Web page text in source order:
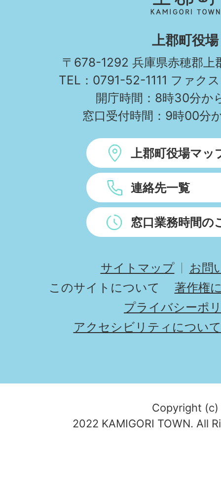
町
KAMIGORI
TOWN
上郡町役場
〒678-1292 兵庫県赤穂郡上
TEL：0791-52-1111 ファク
開庁時間：8時30分か
窓口受付時間：9時00分
上郡町役場マッ
連絡先一覧
窓口業務時間の
サイトマップ
お問
このサイトについて
著作権
プライバシーポ
アクセシビリティについて
Copyright (c)
2022 KAMIGORI TOWN. All